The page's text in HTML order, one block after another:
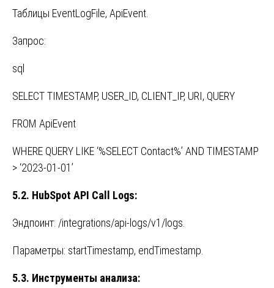
Таблицы EventLogFile, ApiEvent.
Запрос:
sql
SELECT TIMESTAMP, USER_ID, CLIENT_IP, URI, QUERY
FROM ApiEvent
WHERE QUERY LIKE ‘%SELECT Contact%’ AND TIMESTAMP
> ‘2023-01-01’
5.2. HubSpot API Call Logs:
Эндпоинт: /integrations/api-logs/v1/logs.
Параметры: startTimestamp, endTimestamp.
5.3. Инструменты анализа: